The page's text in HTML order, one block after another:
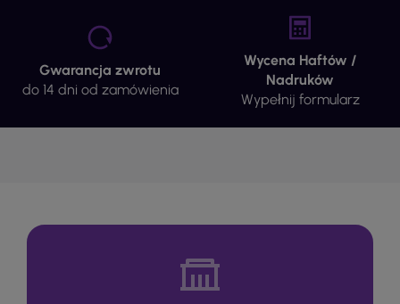
Gwarancja zwrotu
do 14 dni od zamówienia
Wycena Haftów /
Nadruków
Wypełnij formularz